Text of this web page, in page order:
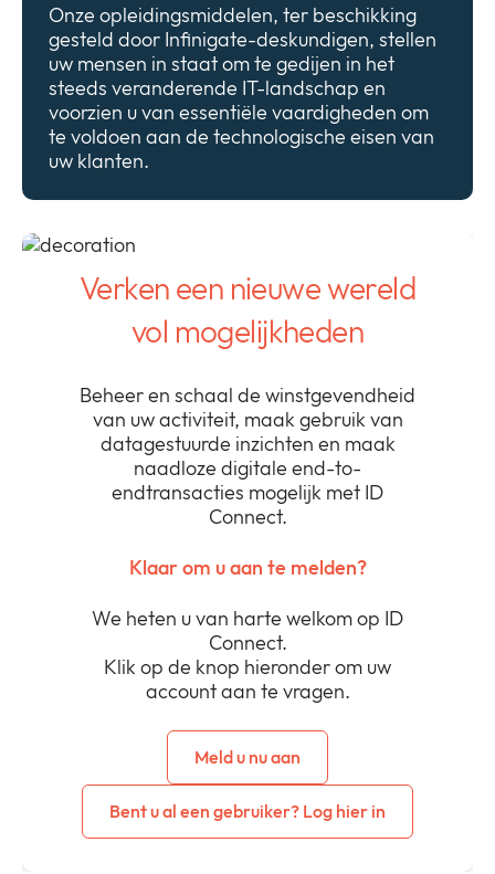
Onze opleidingsmiddelen, ter beschikking
gesteld door Infinigate-deskundigen, stellen
uw mensen in staat om te gedijen in het
steeds veranderende IT-landschap en
voorzien u van essentiële vaardigheden om
te voldoen aan de technologische eisen van
uw klanten.
Verken een nieuwe wereld
vol mogelijkheden
Beheer en schaal de winstgevendheid
van uw activiteit, maak gebruik van
datagestuurde inzichten en maak
naadloze digitale end-to-
endtransacties mogelijk met ID
Connect.
Klaar om u aan te melden?
We heten u van harte welkom op ID
Connect.
Klik op de knop hieronder om uw
account aan te vragen.
Meld u nu aan
Bent u al een gebruiker? Log hier in